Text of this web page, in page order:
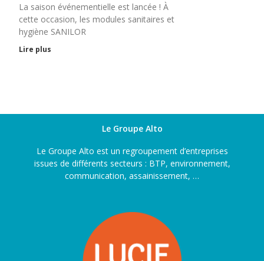
La saison événementielle est lancée ! À
cette occasion, les modules sanitaires et
hygiène SANILOR
Lire plus
Le Groupe Alto
Le Groupe Alto est un regroupement d’entreprises
issues de différents secteurs : BTP, environnement,
communication, assainissement, …